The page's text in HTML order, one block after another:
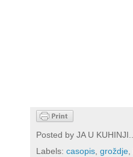
Posted by JA U KUHINJI...
Labels: casopis, groždje,